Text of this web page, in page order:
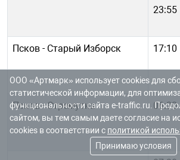
23:55
Псков - Старый Изборск 17:10
Псков - Стремутка 06:20
ООО «Артмарк» использует cookies для
статистической информации, для
функциональности сайта e-traffic.ru.
сайтом, вы тем самым даете согласие на
cookies в соответствии с политикой
Принимаю условия